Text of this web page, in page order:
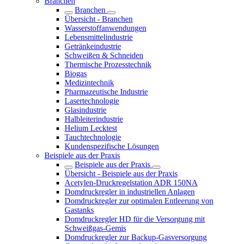
Branchen
Übersicht - Branchen
Wasserstoff­anwendungen
Lebensmittelindustrie
Getränkeindustrie
Schweißen & Schneiden
Thermische Prozesstechnik
Biogas
Medizintechnik
Pharmazeutische Industrie
Lasertechnologie
Glasindustrie
Halbleiterindustrie
Helium Lecktest
Tauchtechnologie
Kundenspezifische Lösungen
Beispiele aus der Praxis
Beispiele aus der Praxis
Übersicht - Beispiele aus der Praxis
Acetylen‑Druckregelstation ADR 150NA
Domdruckregler in industriellen Anlagen
Domdruckregler zur optimalen Entleerung von
Gastanks
Domdruckregler HD für die Versorgung mit
Schweißgas-Gemis
Domdruckregler zur Backup-Gasversorgung